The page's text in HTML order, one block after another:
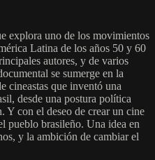
explora uno de los movimientos
Latina de los años 50 y 60
autores, y de varios
se sumerge en la
cineastas que inventó una
desde una postura política
Y con el deseo de crear un cine
pueblo brasileño. Una idea en
y la ambición de cambiar el